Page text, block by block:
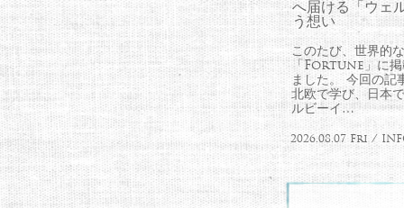
へ届ける「ウェ
う想い
このたび、世界的
「Fortune」に掲
ました。 今回の記
北欧で学び、日本
ルビーイ…
2026.08.07 Fri /